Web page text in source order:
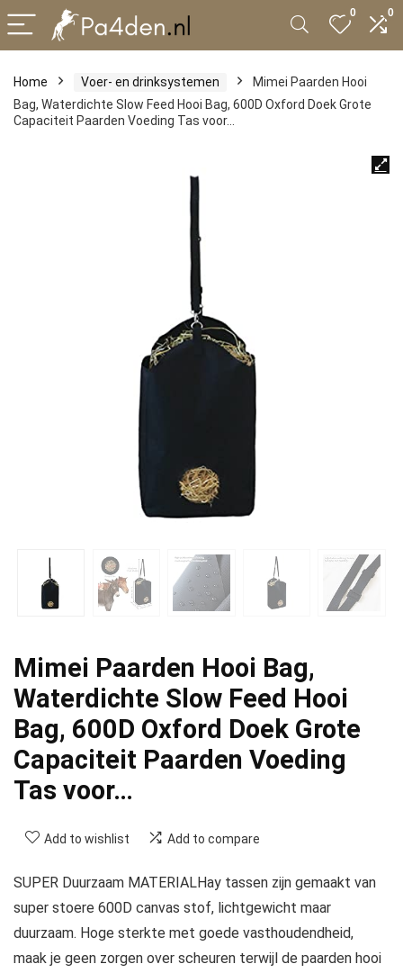
0 0
Home Voer- en drinksystemen
Mimei Paarden Hooi
Bag, Waterdichte Slow Feed Hooi Bag, 600D Oxford Doek Grote
Capaciteit Paarden Voeding Tas voor…
Mimei Paarden Hooi Bag,
Waterdichte Slow Feed Hooi
Bag, 600D Oxford Doek Grote
Capaciteit Paarden Voeding
Tas voor…
Add to wishlist Add to compare
SUPER Duurzaam MATERIALHay tassen zijn gemaakt van
super stoere 600D canvas stof, lichtgewicht maar
duurzaam. Hoge sterkte met goede vasthoudendheid,
maak je geen zorgen over scheuren terwijl de paarden hooi